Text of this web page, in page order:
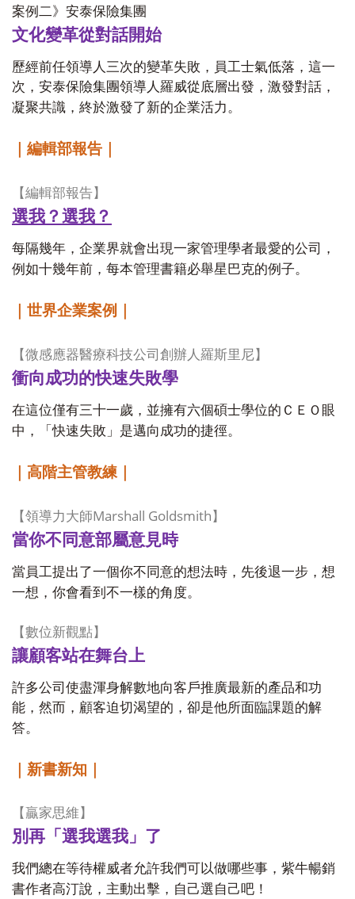
案例二》安泰保險集團
文化變革從對話開始
歷經前任領導人三次的變革失敗，員工士氣低落，這一
次，安泰保險集團領導人羅威從底層出發，激發對話，
凝聚共識，終於激發了新的企業活力。
｜編輯部報告｜
【編輯部報告】
選我？選我？
每隔幾年，企業界就會出現一家管理學者最愛的公司，
例如十幾年前，每本管理書籍必舉星巴克的例子。
｜世界企業案例｜
【微感應器醫療科技公司創辦人羅斯里尼】
衝向成功的快速失敗學
在這位僅有三十一歲，並擁有六個碩士學位的ＣＥＯ眼
中，「快速失敗」是邁向成功的捷徑。
｜高階主管教練｜
【領導力大師Marshall Goldsmith 】
當你不同意部屬意見時
當員工提出了一個你不同意的想法時，先後退一步，想
一想，你會看到不一樣的角度。
【數位新觀點】
讓顧客站在舞台上
許多公司使盡渾身解數地向客戶推廣最新的產品和功
能，然而，顧客迫切渴望的，卻是他所面臨課題的解
答。
｜新書新知｜
【贏家思維 】
別再「選我選我」了
我們總在等待權威者允許我們可以做哪些事，紫牛暢銷
書作者高汀說，主動出擊，自己選自己吧！